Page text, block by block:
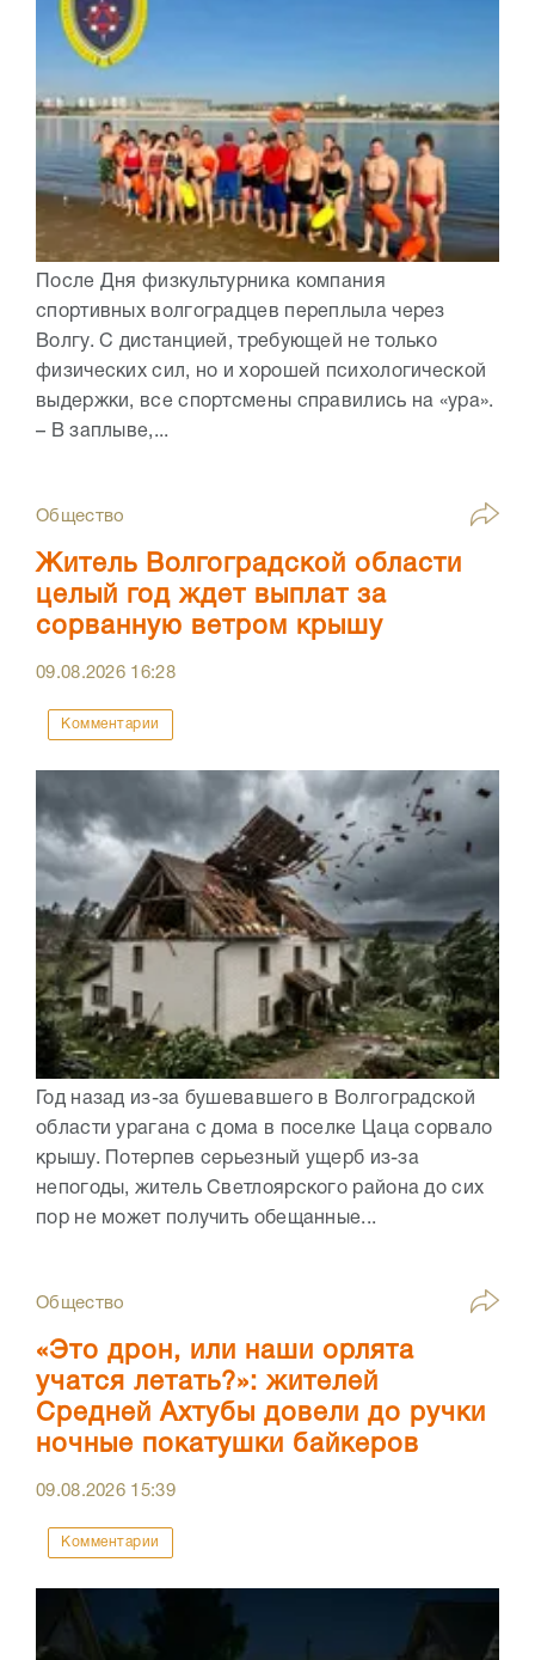
После Дня физкультурника компания
спортивных волгоградцев переплыла через
Волгу. С дистанцией, требующей не только
физических сил, но и хорошей психологической
выдержки, все спортсмены справились на «ура».
– В заплыве,...
Общество
Житель Волгоградской области
целый год ждет выплат за
сорванную ветром крышу
09.08.2026 16:28
Комментарии
Год назад из-за бушевавшего в Волгоградской
области урагана с дома в поселке Цаца сорвало
крышу. Потерпев серьезный ущерб из-за
непогоды, житель Светлоярского района до сих
пор не может получить обещанные...
Общество
«Это дрон, или наши орлята
учатся летать?»: жителей
Средней Ахтубы довели до ручки
ночные покатушки байкеров
09.08.2026 15:39
Комментарии